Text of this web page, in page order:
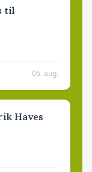
til
06. aug.
Haves